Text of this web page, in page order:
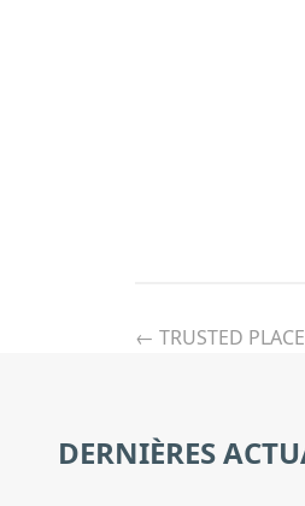
de
← TRUSTED
DERNIÈRES